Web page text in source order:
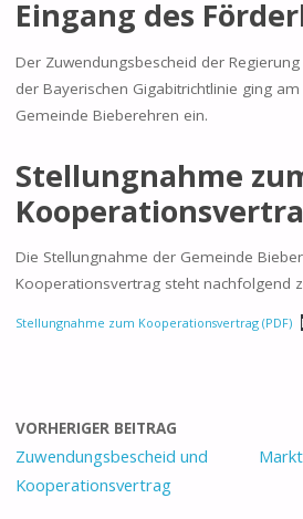
Eingang des
Der Zuwendungsbescheid der
der Bayerischen Gigabitrichtlinie ging am
Gemeinde Bieberehren ein.
Stellungnahme
Die Stellungnahme der Gemeinde
Kooperationsvertrag steht nachfolgend
Stellungnahme zum Kooperationsvertrag (PDF)
VORHERIGER BEITRAG
Zuwendungsbescheid und
Kooperationsvertrag